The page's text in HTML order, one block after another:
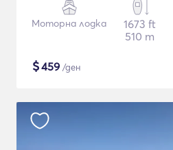
Моторна лодка
1673 ft
510 m
$459 /ден